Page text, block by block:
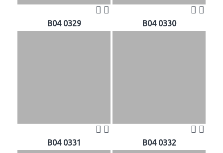
B04 0329 B04 0330
B04 0331 B04 0332